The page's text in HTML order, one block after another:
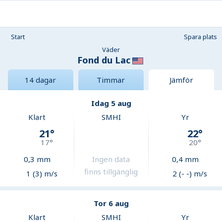
Start
Spara plats
Väder
Fond du Lac
14 dagar Timmar Jämför
Idag 5 aug
Klart
21°
17°
0,3 mm
1 (3) m/s
SMHI
Ingen data
finns tillgänglig
Yr
22°
20°
0,4mm
2 (- -) m/s
Tor 6 aug
Klart
SMHI Yr